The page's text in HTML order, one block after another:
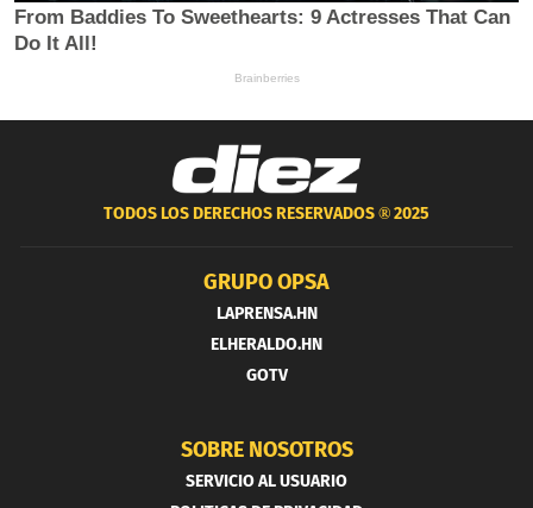
TODOS LOS DERECHOS RESERVADOS ®2025
GRUPO OPSA
LAPRENSA.HN
ELHERALDO.HN
GOTV
SOBRE NOSOTROS
SERVICIO AL USUARIO